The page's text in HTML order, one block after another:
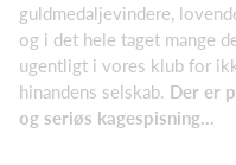
guldmedaljevindere,
og i det hele taget mange
ugentligt i vores klub for
hinandens selskab. Der er
og seriøs kagespisning...